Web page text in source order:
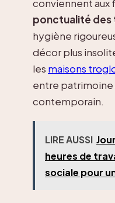
conviennent aux
ponctualité
hygiène
décor plus
les maisons
entre
contemporain.
LIRE AUSSI
heures de
sociale pour